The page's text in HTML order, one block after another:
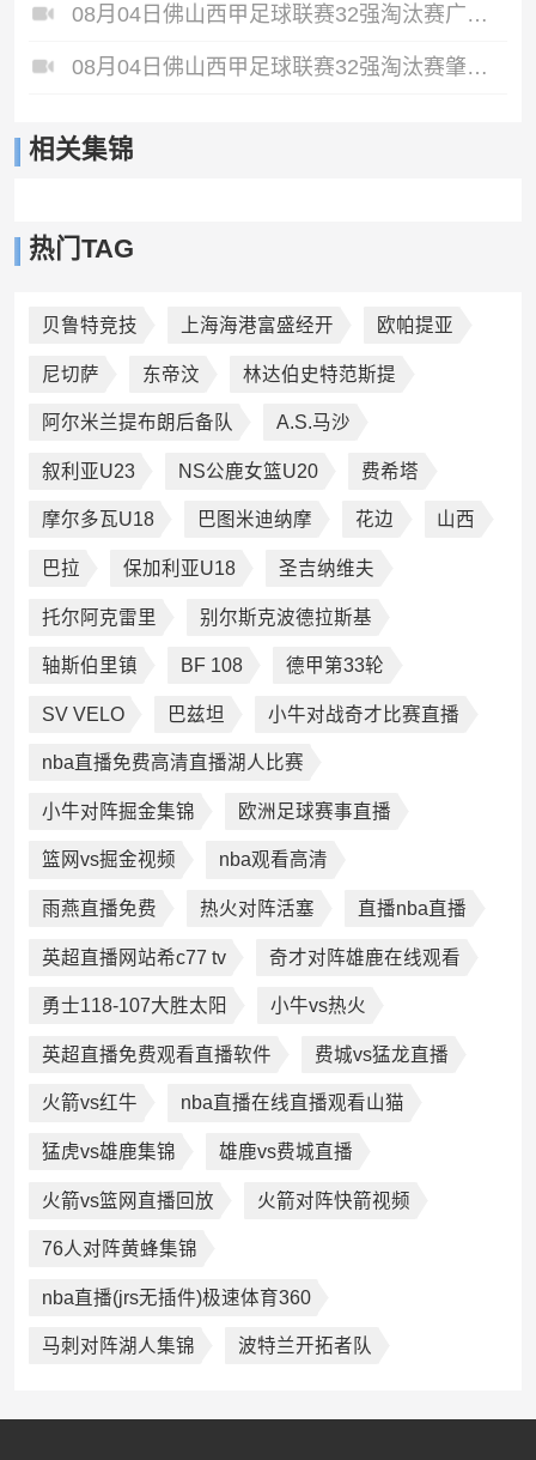
08月04日佛山西甲足球联赛32强淘汰赛广东西南建设VS香港圣徒全场录像
08月04日佛山西甲足球联赛32强淘汰赛肇庆恒骏成VS三七互娱全场录像
相关集锦
热门TAG
贝鲁特竞技 上海海港富盛经开 欧帕提亚
尼切萨 东帝汶 林达伯史特范斯提
阿尔米兰提布朗后备队 A.S.马沙
叙利亚U23 NS公鹿女篮U20 费希塔
摩尔多瓦U18 巴图米迪纳摩 花边 山西
巴拉 保加利亚U18 圣吉纳维夫
托尔阿克雷里 别尔斯克波德拉斯基
轴斯伯里镇 BF 108 德甲第33轮
SV VELO 巴兹坦 小牛对战奇才比赛直播
nba直播免费高清直播湖人比赛
小牛对阵掘金集锦 欧洲足球赛事直播
篮网vs掘金视频 nba观看高清
雨燕直播免费 热火对阵活塞 直播nba直播
英超直播网站希c77 tv 奇才对阵雄鹿在线观看
勇士118-107大胜太阳 小牛vs热火
英超直播免费观看直播软件 费城vs猛龙直播
火箭vs红牛 nba直播在线直播观看山猫
猛虎vs雄鹿集锦 雄鹿vs费城直播
火箭vs篮网直播回放 火箭对阵快箭视频
76人对阵黄蜂集锦
nba直播(jrs无插件)极速体育360
马刺对阵湖人集锦 波特兰开拓者队